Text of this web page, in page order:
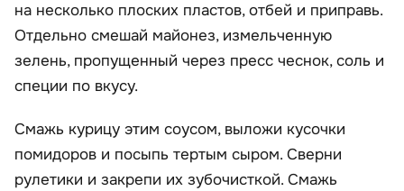
на несколько плоских пластов, отбей и приправь.
Отдельно смешай майонез, измельченную
зелень, пропущенный через пресс чеснок, соль и
специи по вкусу.
Смажь курицу этим соусом, выложи кусочки
помидоров и посыпь тертым сыром. Сверни
рулетики и закрепи их зубочисткой. Смажь